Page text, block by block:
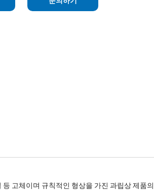
고체이며 규칙적인 형상을 가진 과립상 제품